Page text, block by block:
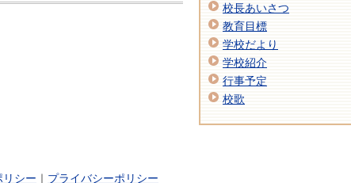
校長あいさつ
教育目標
学校だより
学校紹介
行事予定
校歌
シー ｜ プライバシーポリシー